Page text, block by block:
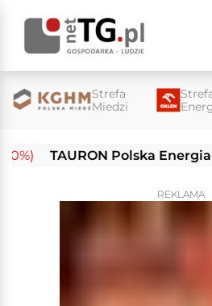
Strefa
Miedzi
TAURON Polska Energia
REKLAMA